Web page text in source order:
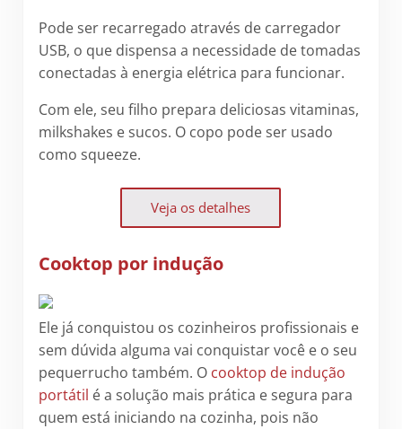
Pode ser recarregado através de carregador
USB, o que dispensa a necessidade de tomadas
conectadas à energia elétrica para funcionar.
Com ele, seu filho prepara deliciosas vitaminas,
milkshakes e sucos. O copo pode ser usado
como squeeze.
Veja os detalhes
Cooktop por indução
Ele já conquistou os cozinheiros profissionais e
sem dúvida alguma vai conquistar você e o seu
pequerrucho também. O cooktop de indução
portátil é a solução mais prática e segura para
quem está iniciando na cozinha, pois não